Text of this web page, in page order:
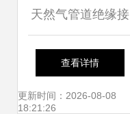
天然气管道绝缘接
头与非绝缘法兰的
专业生产厂家探析
查看详情
更新时间：2026-08-08
18:21:26